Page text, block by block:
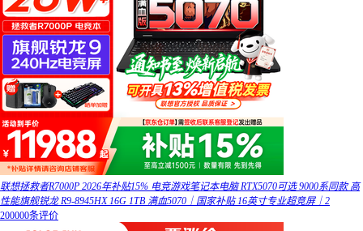
联想拯救者R7000P 2026年补贴15% 电竞游戏笔记本电脑 RTX5070可选 9000系同款 高
性能旗舰锐龙 R9-8945HX 16G 1TB 满血5070｜国家补贴 16英寸专业超竞屏｜2
200000条评价